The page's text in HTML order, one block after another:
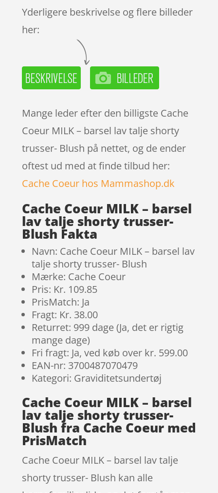
mmelser
Yderligere beskrivelse og flere billeder
her:
Mange leder efter den billigste Cache
Coeur MILK – barsel lav talje shorty
trusser- Blush på nettet, og de ender
oftest ud med at finde tilbud her:
Cache Coeur hos Mammashop.dk
Cache Coeur MILK – barsel
lav talje shorty trusser-
Blush Fakta
Navn: Cache Coeur MILK – barsel lav
talje shorty trusser- Blush
Mærke: Cache Coeur
Pris: Kr. 109.85
PrisMatch: Ja
Fragt: Kr. 38.00
Returret: 999 dage (Ja, det er rigtig
mange dage)
Fri fragt: Ja, ved køb over kr. 599.00
EAN-nr: 3700487070479
Kategori: Graviditetsundertøj
Cache Coeur MILK – barsel
lav talje shorty trusser-
Blush fra Cache Coeur med
PrisMatch
Cache Coeur MILK – barsel lav talje
shorty trusser- Blush kan alle